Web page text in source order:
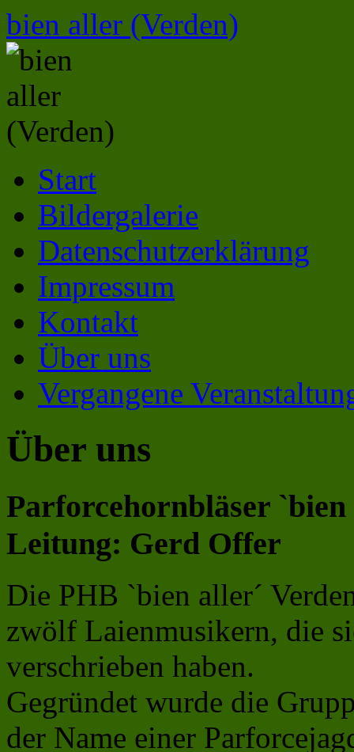
Zum
Inhalt
springen
bien aller (Verden)
Start
Bildergalerie
Datenschutzerklärung
Impressum
Kontakt
Über uns
Vergangene
Über uns
Parforcehornbläser
Leitung: Gerd Offer
Die PHB `bien aller´
zwölf Laienmusikern, die
verschrieben haben.
Gegründet wurde die
der Name einer